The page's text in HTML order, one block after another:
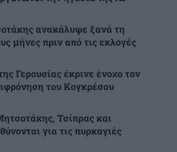
ανακάλυψε ξανά τη
μήνες πριν από τις εκλογές
Γερουσίας έκρινε ένοχο τον
του Κογκρέσου
Τσίπρας και
για τις πυρκαγιές